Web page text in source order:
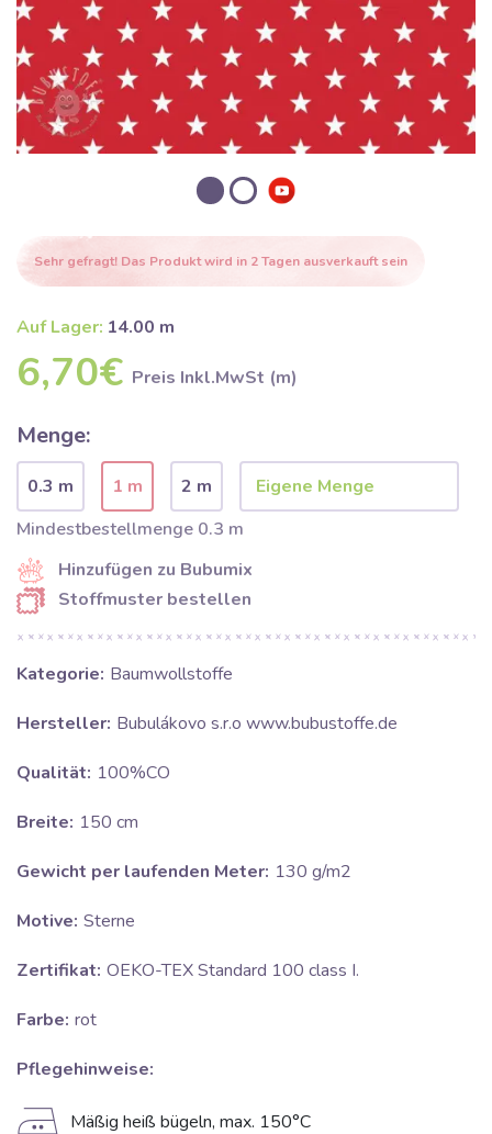
Sehr gefragt! Das Produkt wird in 2 Tagen ausverkauft sein
Auf Lager: 14.00 m
6,70€ Preis Inkl.MwSt (m)
Menge:
0.3 m 1 m
2 m
Mindestbestellmenge 0.3 m
Hinzufügen zu Bubumix
Stoffmuster bestellen
Kategorie: Baumwollstoffe
Hersteller: Bubulákovo s.r.o www.bubustoffe.de
Qualität: 100%CO
Breite: 150 cm
Gewicht per laufenden Meter: 130 g/m2
Motive: Sterne
Zertifikat: OEKO-TEX Standard 100 class I.
Farbe: rot
Pflegehinweise:
Mäßig heiß bügeln, max. 150°C